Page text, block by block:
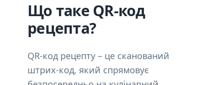
Що таке QR-код
рецепта?
QR-код рецепту – це сканований
штрих-код, який спрямовує